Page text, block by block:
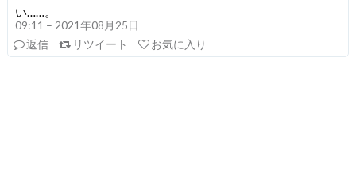
い……。
09:11 – 2021年08月25日
返信
リツイート お気に入り